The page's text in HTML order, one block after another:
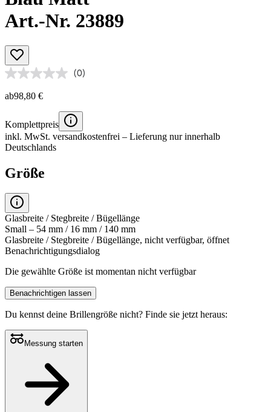
Art.-Nr. 23889
(0)
ab98,80 €
Komplettpreis
inkl. MwSt. versandkostenfrei – Lieferung nur innerhalb
Deutschlands
Größe
Glasbreite / Stegbreite / Bügellänge
Small – 54 mm / 16 mm / 140 mm
Glasbreite / Stegbreite / Bügellänge, nicht verfügbar, öffnet
Benachrichtigungsdialog
Die gewählte Größe ist momentan nicht verfügbar
Benachrichtigen lassen
Du kennst deine Brillengröße nicht? Finde sie jetzt heraus:
Messung starten